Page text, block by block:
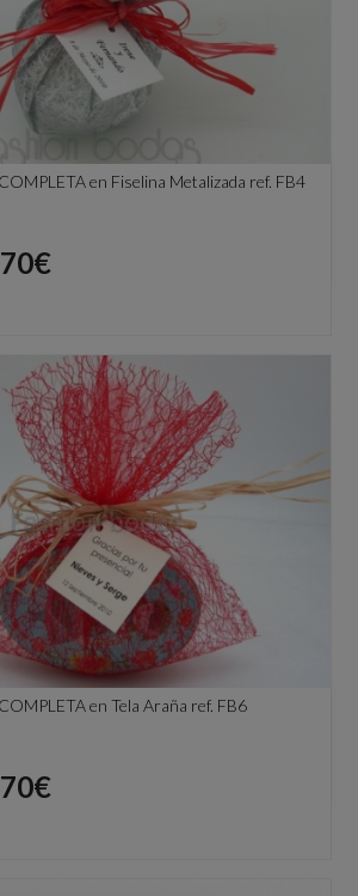
en Fiselina Metalizada ref. FB4
en Tela Araña ref. FB6